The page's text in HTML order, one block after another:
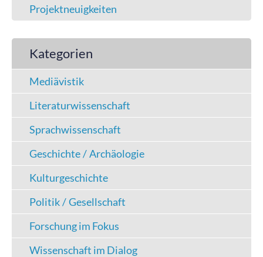
Projektneuigkeiten
Kategorien
Mediävistik
Literaturwissenschaft
Sprachwissenschaft
Geschichte / Archäologie
Kulturgeschichte
Politik / Gesellschaft
Forschung im Fokus
Wissenschaft im Dialog